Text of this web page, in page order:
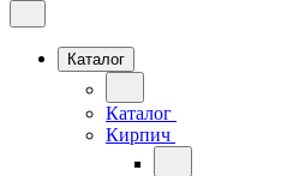
Каталог
Каталог
Кирпич